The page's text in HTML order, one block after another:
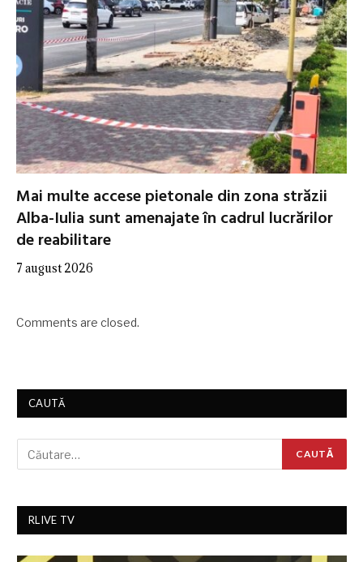
Mai multe accese pietonale din zona străzii
Alba-Iulia sunt amenajate în cadrul lucrărilor
de reabilitare
7 august 2026
Comments are closed.
CAUTĂ
RLIVE TV